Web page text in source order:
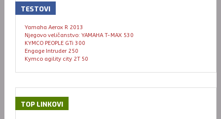
TESTOVI
Yamaha Aerox R 2013
Njegovo veličanstvo: YAMAHA T-MAX 530
KYMCO PEOPLE GTi 300
Engage Intruder 250
Kymco agility city 2T 50
TOP LINKOVI